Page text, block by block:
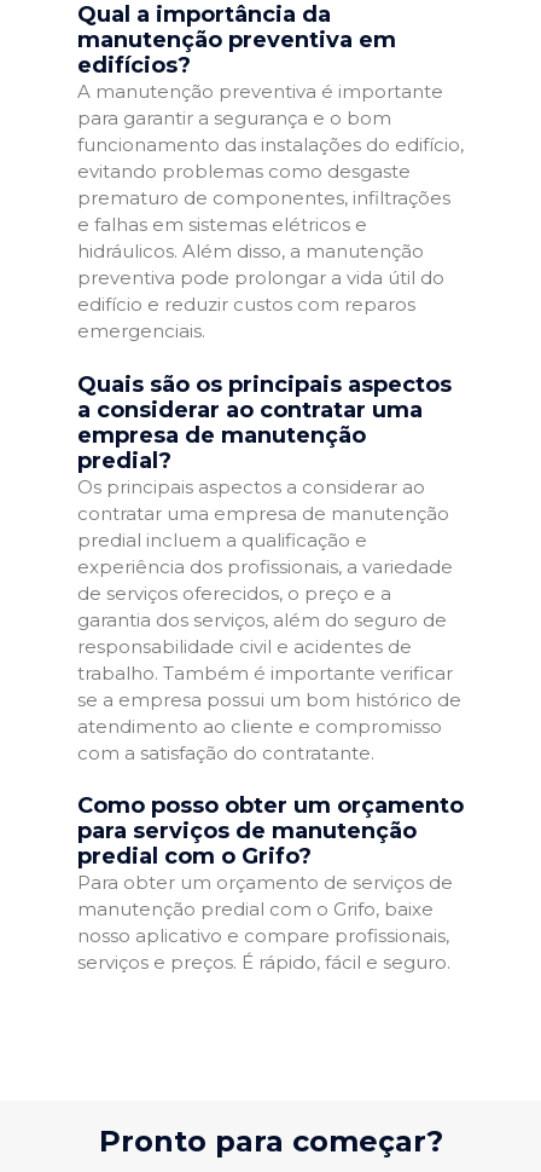
Qual a importância da
manutenção preventiva em
edifícios?
A manutenção preventiva é importante
para garantir a segurança e o bom
funcionamento das instalações do edifício,
evitando problemas como desgaste
prematuro de componentes, infiltrações
e falhas em sistemas elétricos e
hidráulicos. Além disso, a manutenção
preventiva pode prolongar a vida útil do
edifício e reduzir custos com reparos
emergenciais.
Quais são os principais aspectos
a considerar ao contratar uma
empresa de manutenção
predial?
Os principais aspectos a considerar ao
contratar uma empresa de manutenção
predial incluem a qualificação e
experiência dos profissionais, a variedade
de serviços oferecidos, o preço e a
garantia dos serviços, além do seguro de
responsabilidade civil e acidentes de
trabalho. Também é importante verificar
se a empresa possui um bom histórico de
atendimento ao cliente e compromisso
com a satisfação do contratante.
Como posso obter um orçamento
para serviços de manutenção
predial com o Grifo?
Para obter um orçamento de serviços de
manutenção predial com o Grifo, baixe
nosso aplicativo e compare profissionais,
serviços e preços. É rápido, fácil e seguro.
Pronto para começar?